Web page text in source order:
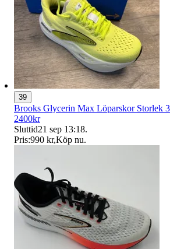
39
Brooks Glycerin Max Löparskor Storlek
2400kr
Sluttid21 sep 13:18.
Pris:990 kr,Köp nu.